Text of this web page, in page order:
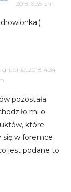
2018, 6:35 pm
grudnia, 2018, 4:34
pozostała
mi o
które
się w foremce
jest podane to